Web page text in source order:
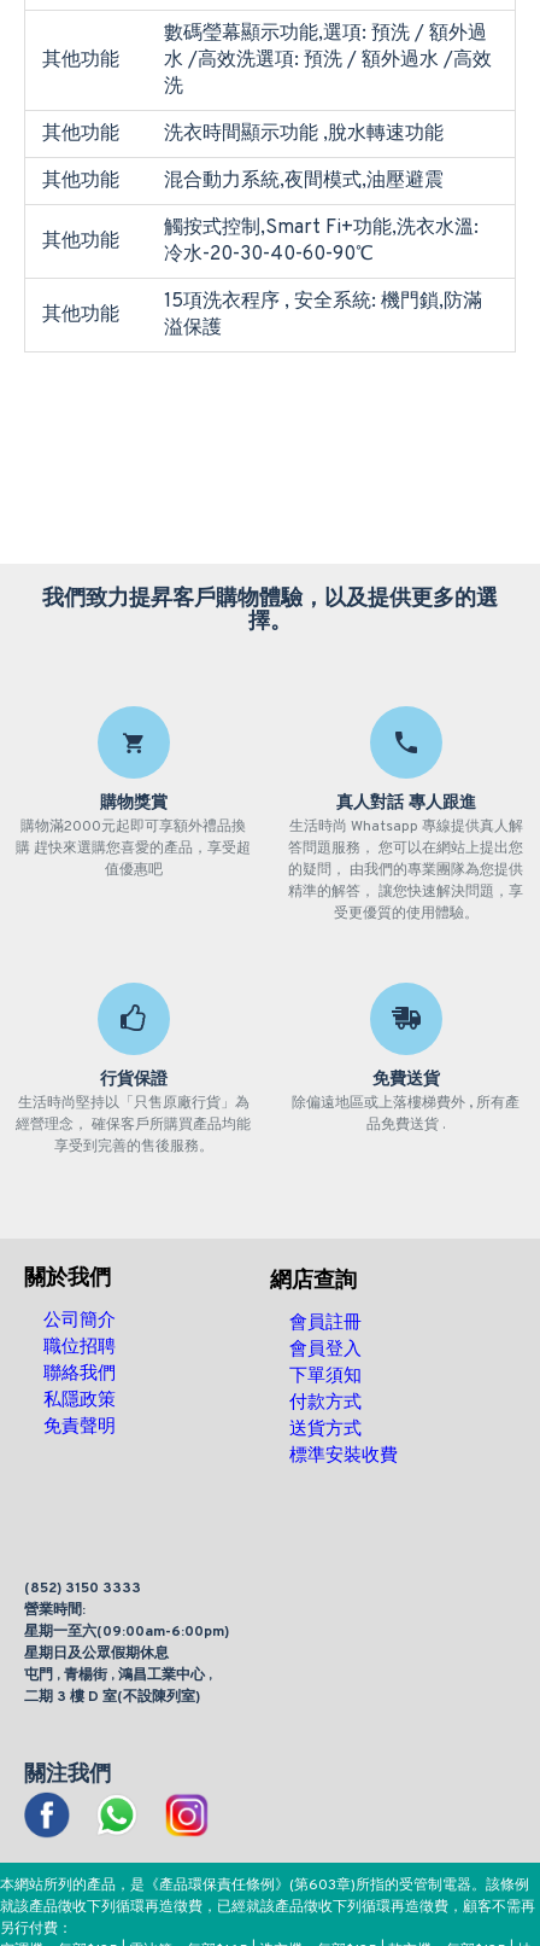
其他功能
數碼瑩幕顯示功能,選項: 預洗 / 額外過
水 /高效洗選項: 預洗 / 額外過水 /高效
洗
其他功能
洗衣時間顯示功能 ,脫水轉速功能
其他功能
混合動力系統,夜間模式,油壓避震
其他功能
觸按式控制,Smart Fi+功能,洗衣水溫:
冷水-20-30-40-60-90℃
其他功能
15項洗衣程序 , 安全系統: 機門鎖,防滿
溢保護
我們致力提昇客戶購物體驗，以及提供更多的選
擇。
購物獎賞
購物滿2000元起即可享額外禮品換
購 趕快來選購您喜愛的產品，享受超
值優惠吧
真人對話 專人跟進
生活時尚 Whatsapp 專線提供真人解
答問題服務， 您可以在網站上提出您
的疑問， 由我們的專業團隊為您提供
精準的解答， 讓您快速解決問題，享
受更優質的使用體驗。
行貨保證
生活時尚堅持以「只售原廠行貨」為
經營理念， 確保客戶所購買產品均能
享受到完善的售後服務。
免費送貨
除偏遠地區或上落樓梯費外 , 所有產
品免費送貨 .
關於我們
公司簡介
職位招聘
聯絡我們
私隱政策
免責聲明
網店查詢
會員註冊
會員登入
下單須知
付款方式
送貨方式
標準安裝收費
(852) 3150 3333
營業時間:
星期一至六(09:00am-6:00pm)
星期日及公眾假期休息
屯門 , 青楊街 , 鴻昌工業中心 ,
二期 3 樓 D 室(不設陳列室)
關注我們
本網站所列的產品，是《產品環保責任條例》(第603章)所指的受管制電器。該條例
就該產品徵收下列循環再造徵費，已經就該產品徵收下列循環再造徵費，顧客不需再
另行付費：